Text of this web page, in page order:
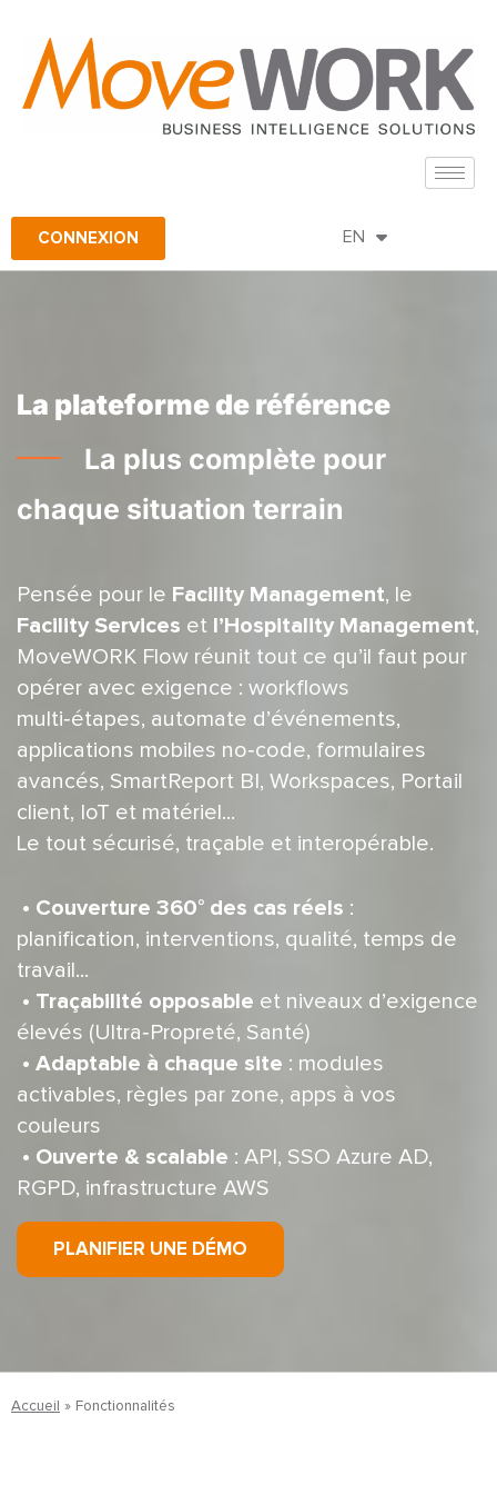
CONNEXION EN
ES
La plateforme de référence
La plus complète pour
chaque situation terrain
Pensée pour le Facility Management, le
Facility Services et l’Hospitality Management,
MoveWORK Flow réunit tout ce qu’il faut pour
opérer avec exigence : workflows
multi‑étapes, automate d’événements,
applications mobiles no‑code, formulaires
avancés, SmartReport BI, Workspaces, Portail
client, IoT et matériel...
Le tout sécurisé, traçable et interopérable.
• Couverture 360° des cas réels :
planification, interventions, qualité, temps de
travail...
• Traçabilité opposable et niveaux d’exigence
élevés (Ultra‑Propreté, Santé)
• Adaptable à chaque site : modules
activables, règles par zone, apps à vos
couleurs
• Ouverte & scalable : API, SSO Azure AD,
RGPD, infrastructure AWS
PLANIFIER UNE DÉMO
Accueil » Fonctionnalités